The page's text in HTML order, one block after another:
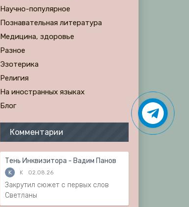
Научно-популярное
Познавательная литература
Медицина, здоровье
Разное
Эзотерика
Религия
На иностранных языках
Блог
Комментарии
Тень Инквизитора - Вадим Панов
K K 02.08.26
Закрутил сюжет с первых слов
Светланы